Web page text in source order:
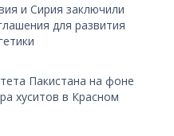
и Сирия заключили
для развития
Пакистана на фоне
хуситов в Красном